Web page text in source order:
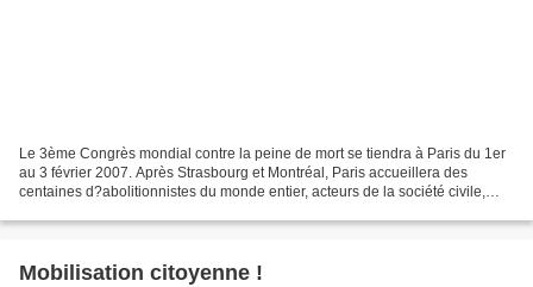
Le 3ème Congrès mondial contre la peine de mort se tiendra à Paris du 1er
au 3 février 2007. Après Strasbourg et Montréal, Paris accueillera des
centaines d?abolitionnistes du monde entier, acteurs de la société civile,
Mobilisation citoyenne !